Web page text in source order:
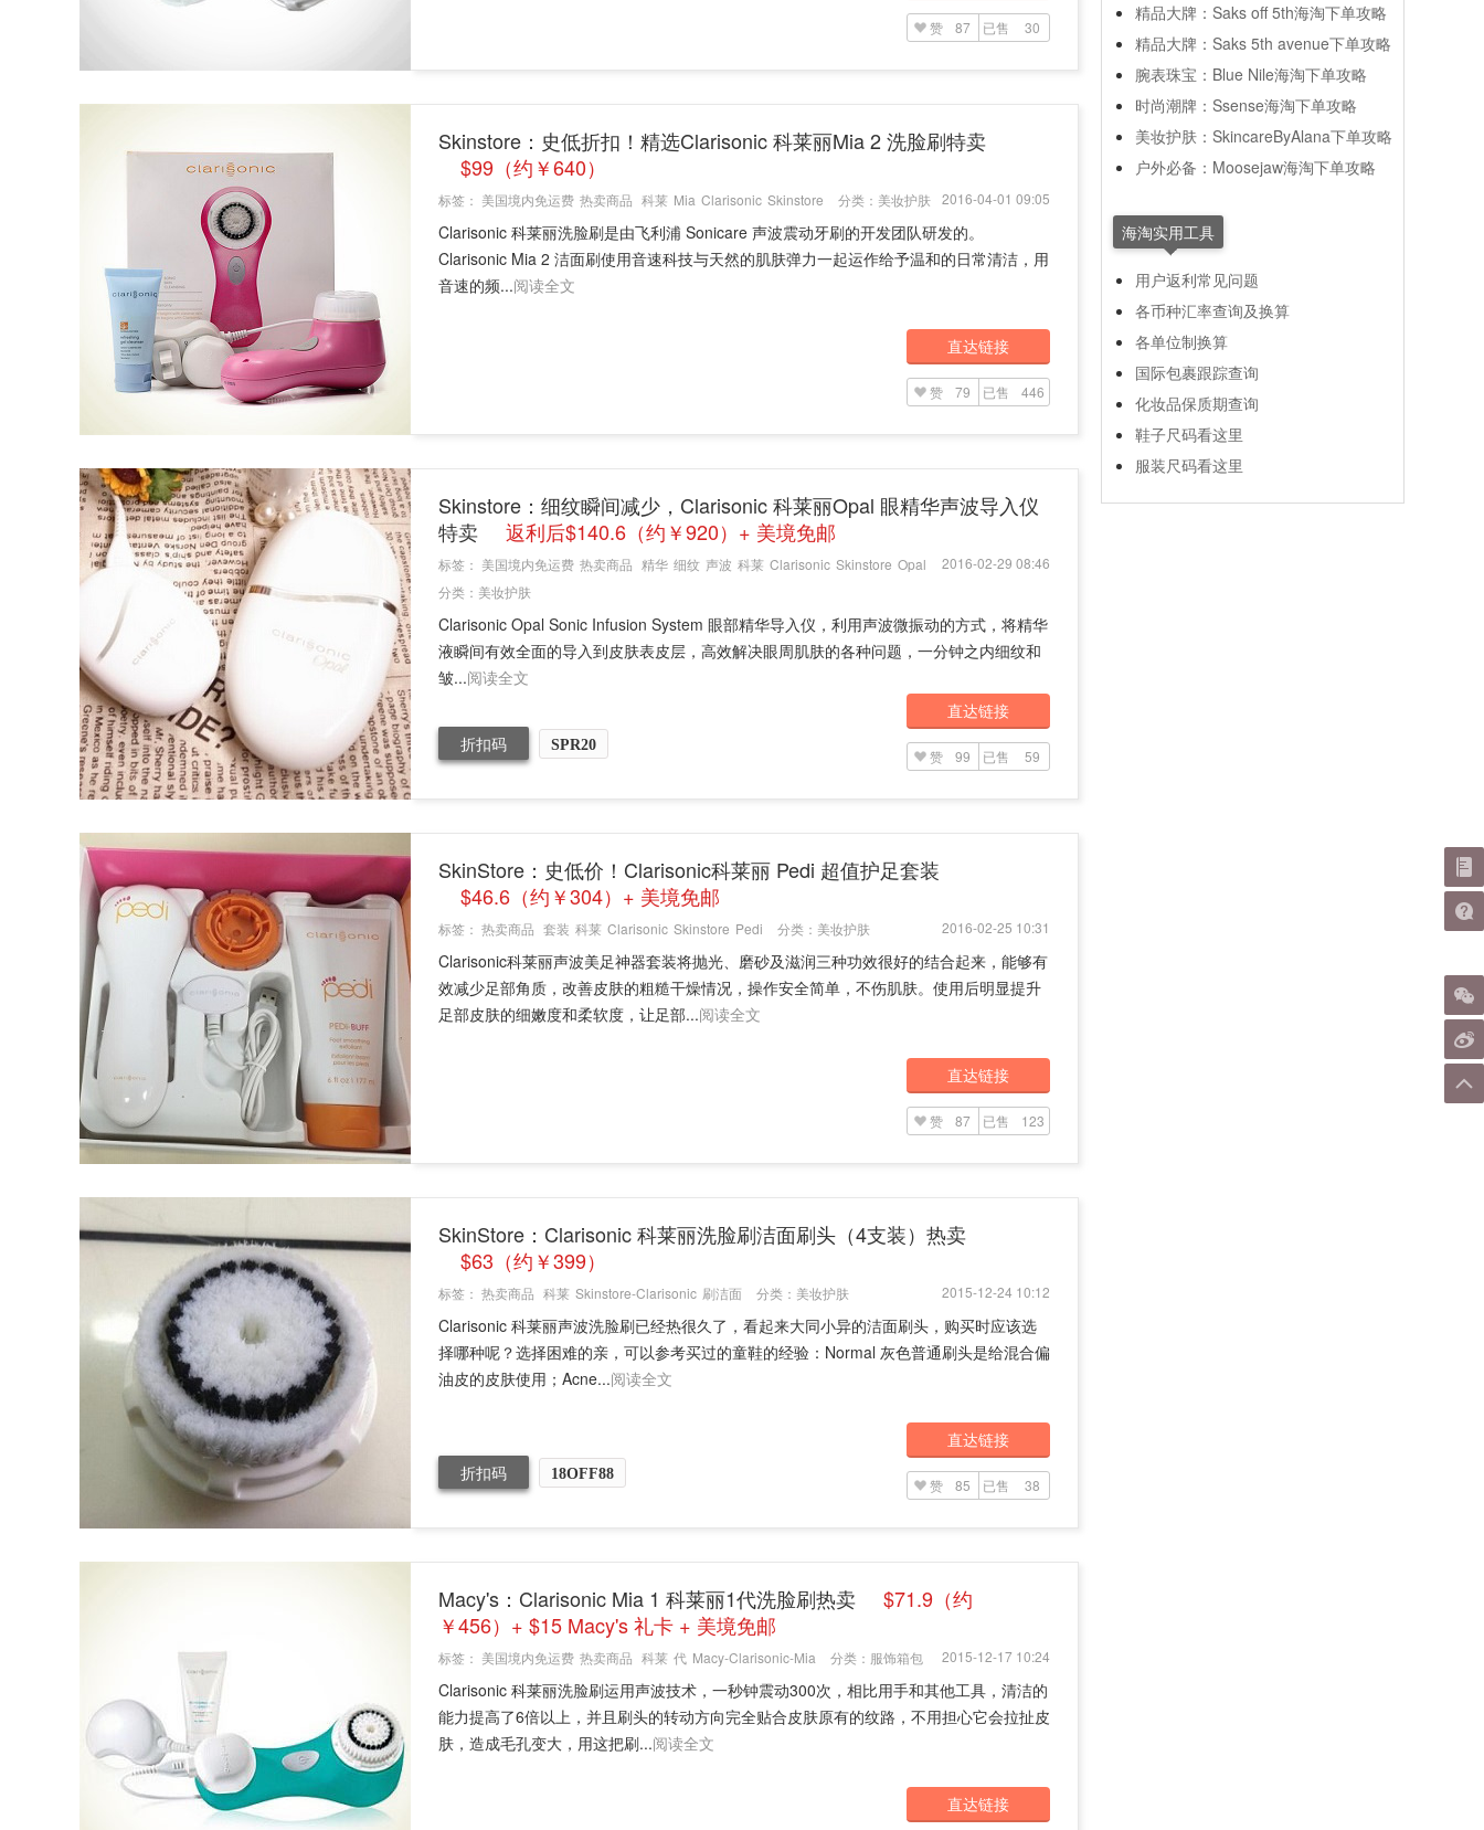
赞 87 已售 30
Skinstore：史低折扣！精选Clarisonic 科莱丽Mia 2 洗脸刷特卖
$99（约￥640）
2016-04-01 09:05
标签： 美国境内免运费 热卖商品 科莱 Mia Clarisonic Skinstore 分类： 美妆护肤
Clarisonic 科莱丽洗脸刷是由飞利浦 Sonicare 声波震动牙刷的开发团队研发的。
Clarisonic Mia 2 洁面刷使用音速科技与天然的肌肤弹力一起运作给予温和的日常清洁，用
音速的频...阅读全文
直达链接
赞 79 已售 446
Skinstore：细纹瞬间减少，Clarisonic 科莱丽Opal 眼精华声波导入仪
特卖
返利后$140.6（约￥920）+ 美境免邮
2016-02-29 08:46
标签： 美国境内免运费 热卖商品 精华 细纹 声波 科莱 Clarisonic Skinstore Opal
分类： 美妆护肤
Clarisonic Opal Sonic Infusion System 眼部精华导入仪，利用声波微振动的方式，将精华
液瞬间有效全面的导入到皮肤表皮层，高效解决眼周肌肤的各种问题，一分钟之内细纹和
皱...阅读全文
折扣码 SPR20
直达链接
赞 99 已售 59
SkinStore：史低价！Clarisonic科莱丽 Pedi 超值护足套装
$46.6（约￥304）+ 美境免邮
2016-02-25 10:31
标签： 热卖商品 套装 科莱 Clarisonic Skinstore Pedi 分类： 美妆护肤
Clarisonic科莱丽声波美足神器套装将抛光、磨砂及滋润三种功效很好的结合起来，能够有
效减少足部角质，改善皮肤的粗糙干燥情况，操作安全简单，不伤肌肤。使用后明显提升
足部皮肤的细嫩度和柔软度，让足部...阅读全文
直达链接
赞 87 已售 123
SkinStore：Clarisonic 科莱丽洗脸刷洁面刷头（4支装）热卖
$63（约￥399）
2015-12-24 10:12
标签： 热卖商品 科莱 Skinstore-Clarisonic 刷洁面 分类： 美妆护肤
Clarisonic 科莱丽声波洗脸刷已经热很久了，看起来大同小异的洁面刷头，购买时应该选
择哪种呢？选择困难的亲，可以参考买过的童鞋的经验：Normal 灰色普通刷头是给混合偏
油皮的皮肤使用；Acne...阅读全文
折扣码 18OFF88
直达链接
赞 85 已售 38
Macy's：Clarisonic Mia 1 科莱丽1代洗脸刷热卖
$71.9（约
￥456）+ $15 Macy's 礼卡 + 美境免邮
2015-12-17 10:24
标签： 美国境内免运费 热卖商品 科莱 代 Macy-Clarisonic-Mia 分类： 服饰箱包
Clarisonic 科莱丽洗脸刷运用声波技术，一秒钟震动300次，相比用手和其他工具，清洁的
能力提高了6倍以上，并且刷头的转动方向完全贴合皮肤原有的纹路，不用担心它会拉扯皮
肤，造成毛孔变大，用这把刷...阅读全文
直达链接
精品大牌：Saks off 5th海淘下单攻略
精品大牌：Saks 5th avenue下单攻略
腕表珠宝：Blue Nile海淘下单攻略
时尚潮牌：Ssense海淘下单攻略
美妆护肤：SkincareByAlana下单攻略
户外必备：Moosejaw海淘下单攻略
海淘实用工具
用户返利常见问题
各币种汇率查询及换算
各单位制换算
国际包裹跟踪查询
化妆品保质期查询
鞋子尺码看这里
服装尺码看这里